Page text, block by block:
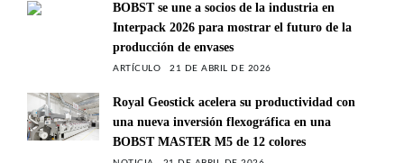
BOBST se une a socios de la industria en
Interpack 2026 para mostrar el futuro de la
producción de envases
ARTÍCULO 21 DE ABRIL DE 2026
Royal Geostick acelera su productividad con
una nueva inversión flexográfica en una
BOBST MASTER M5 de 12 colores